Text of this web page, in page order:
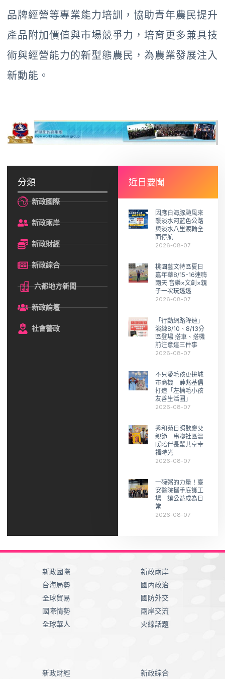
品牌經營等專業能力培訓，協助青年農民提升
產品附加價值與市場競爭力，培育更多兼具技
術與經營能力的新型態農民，為農業發展注入
新動能。
分類
新政國際
新政兩岸
新政財經
新政綜合
六都地方新聞
新政論壇
社會警政
近日要聞
因應白海豚颱風來
襲淡水河藍色公路
與淡水八里渡輪全
面停航
2026-08-07
桃園藝文特區夏日
嘉年華8/15-16連嗨
兩天 音樂×文創×親
子一次玩透透
2026-08-07
「行動網路降速」
演練8/10、8/13分
區登場 搭車、搭機
前注意這三件事
2026-08-07
不只愛毛孩更拚城
市商機 薛兆基倡
打造「左楠毛小孩
友善生活圈」
2026-08-07
秀和苑日照歡慶父
親節 串聯社區溫
暖陪伴長輩共享幸
福時光
2026-08-07
一碗粥的力量！臺
安醫院攜手庇護工
場 讓公益成為日
常
2026-08-07
新政國際
台海局勢
全球貿易
國際情勢
全球華人
新政兩岸
國內政治
國防外交
兩岸交流
火線話題
新政財經
新政綜合